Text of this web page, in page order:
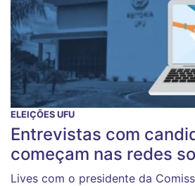
ELEIÇÕES UFU
Entrevistas com
começam nas redes
Lives com o presidente da